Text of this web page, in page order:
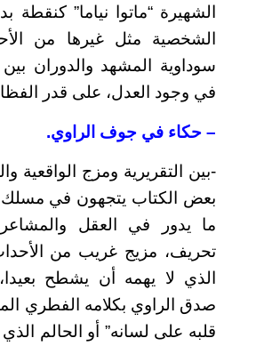
الشهيرة “ماتوا نياما” كنقطة
الشخصية مثل غيرها من
سوداوية المشهد والدوران
في وجود العدل، على قدر
– حكاء في جوف الراوي.
-بين التقريرية ومزج الواقعية
بعض الكتاب يتجهون في
ما يدور في العقل
تحريف، مزيج غريب من
الذي لا يهمه أن يشطح
صدق الراوي بكلامه الفطري
قلبه على لسانه” أو الحالم